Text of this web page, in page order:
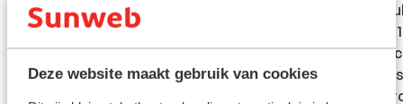
Deze website maakt gebruik van cookies
Excellent accommodation, fantastic
location with comfy room, great facilities
and excellent food. Highly recommend
Sunweb, this is our fourth time using them
Excellent accommodation, fantastic
location with comfy room, great facilities
and excellent food. Highly recommend
Sunweb, this is our fourth time using them
We
have
in,
dosnt
was
We
have
in,
dosnt
was